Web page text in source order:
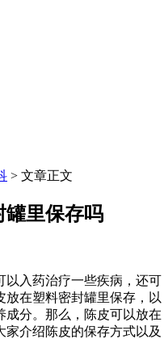
> 文章正文
罐里保存吗
以入药治疗一些疾病，还可
放在塑料密封罐里保存，以
成分。那么，陈皮可以放在
介绍陈皮的保存方式以及